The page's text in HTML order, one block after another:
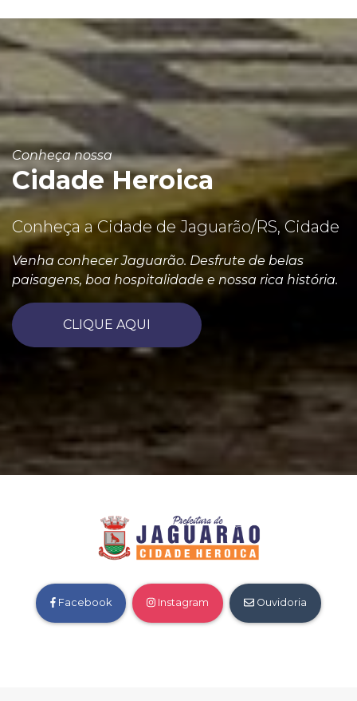
Conheça nossa
Cidade Heroica
Conheça a Cidade de Jaguarão/RS, Cidade
Venha conhecer Jaguarão. Desfrute de belas
paisagens, boa hospitalidade e nossa rica história.
CLIQUE AQUI
Facebook Instagram Ouvidoria